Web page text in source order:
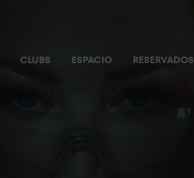
CLUBS ESPACIO RESERVADOS